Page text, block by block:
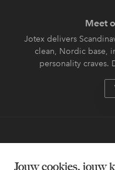
Jouw cookies, jouw
Meet
Jotex delivers
clean, Nordic base,
personality craves.
Wil je meer